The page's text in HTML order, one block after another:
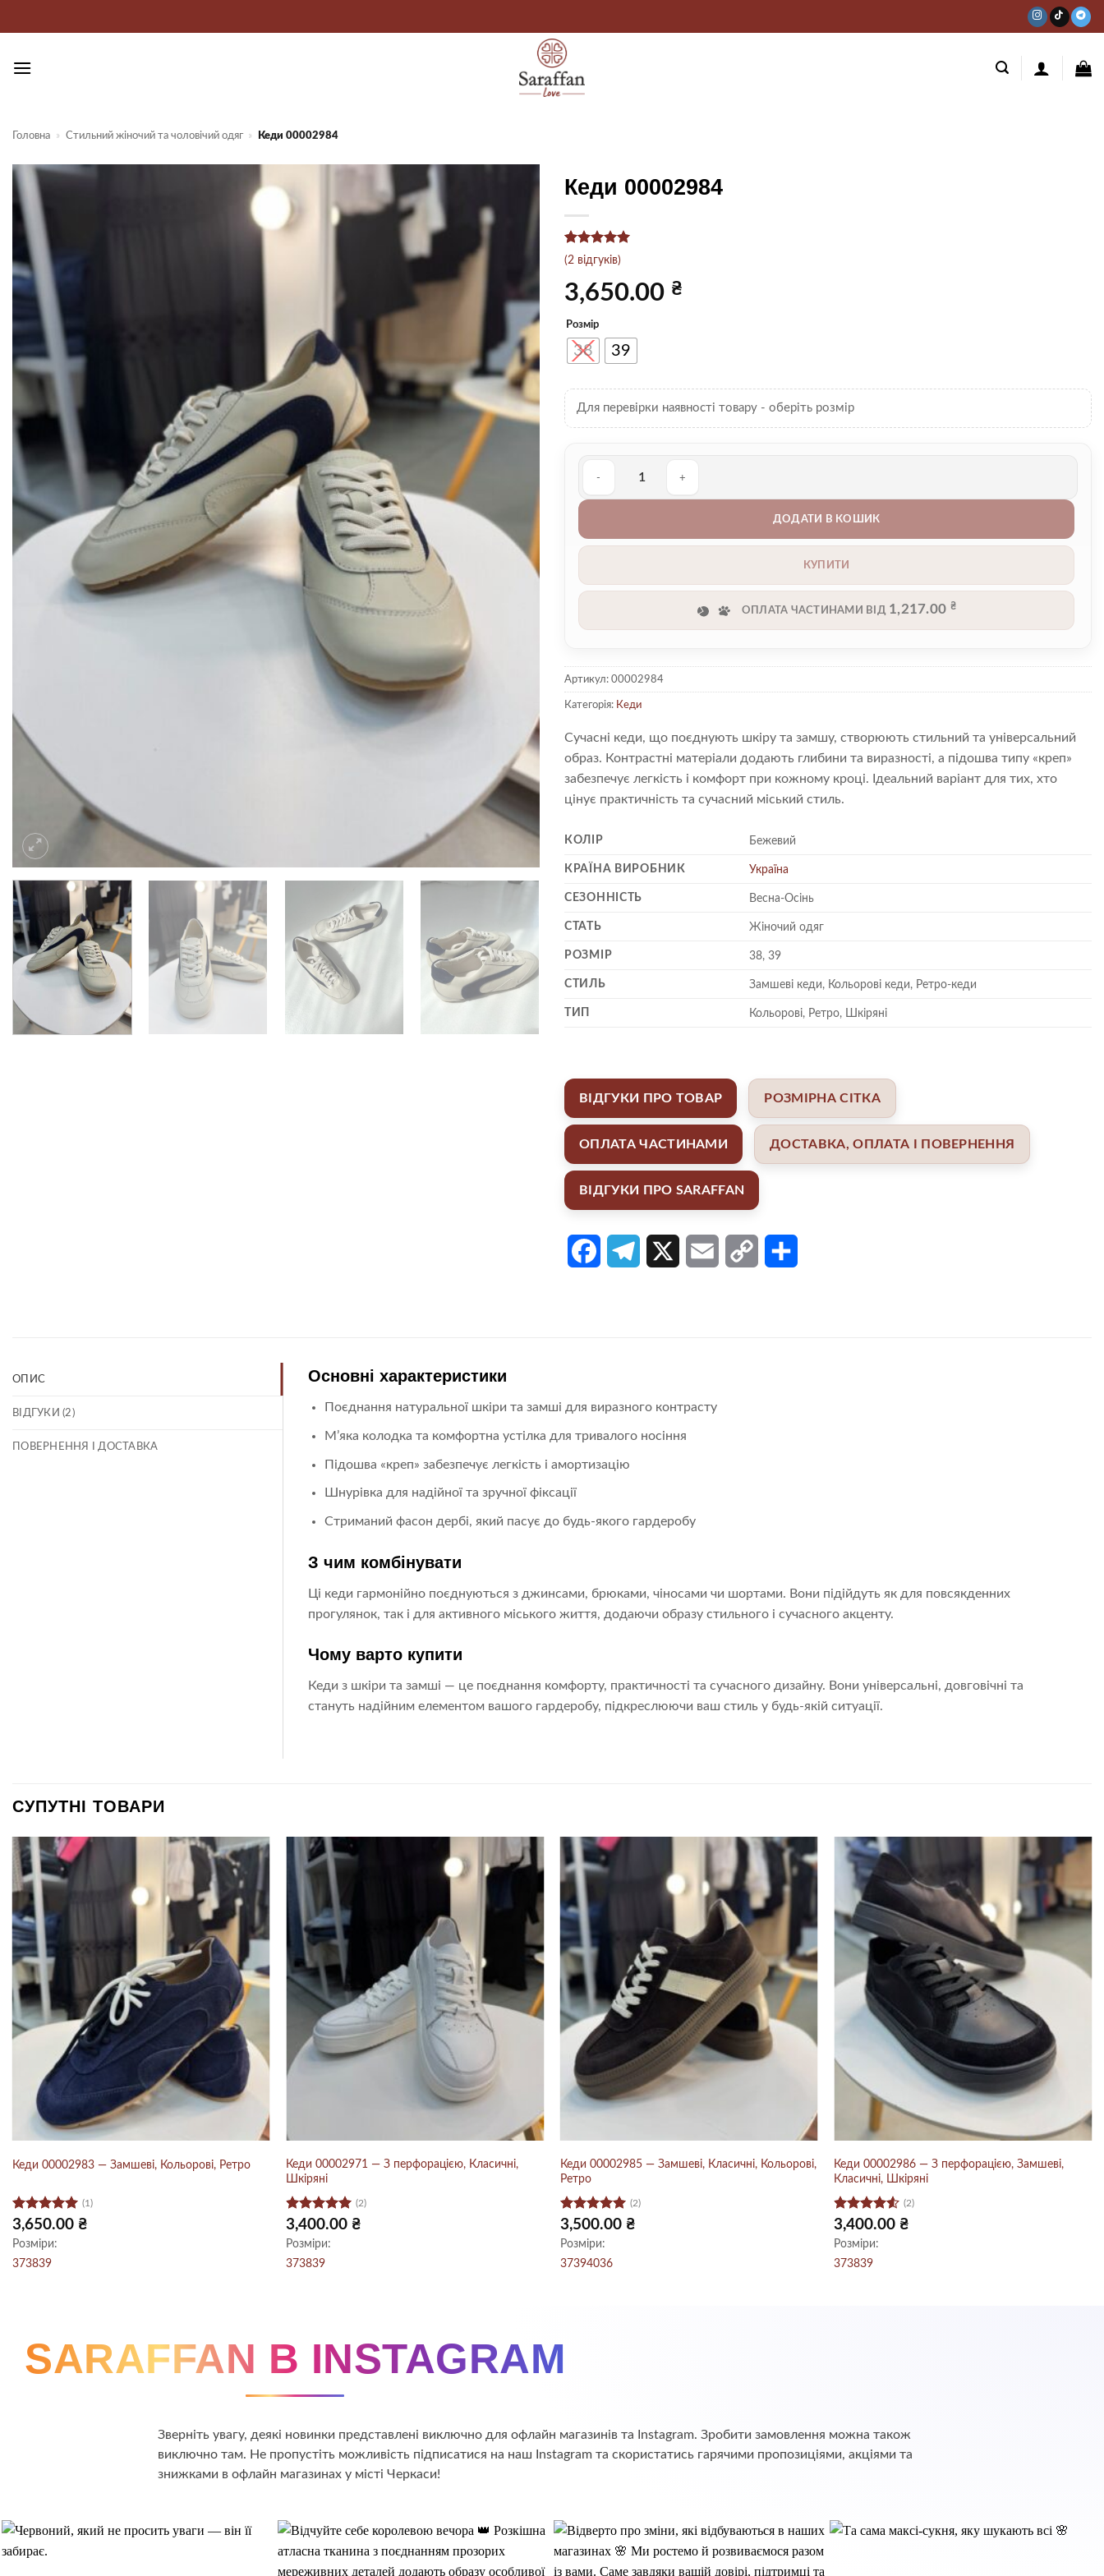
Головна » Стильний жіночий та чоловічий одяг » Кеди 00002984
Кеди 00002984
Рейтинг5
з 5 на
основі
опитування
2
покупців
(2 відгуків)
3,650.00 ₴
Розмір
38 39
Для перевірки наявності товару - оберіть розмір
Кеди 00002984 кількість
ДОДАТИ В КОШИК
КУПИТИ
ОПЛАТА ЧАСТИНАМИ ВІД 1,217.00 ₴
Артикул: 00002984
Категорія: Кеди
Сучасні кеди, що поєднують шкіру та замшу, створюють стильний та універсальний
образ. Контрастні матеріали додають глибини та виразності, а підошва типу «креп»
забезпечує легкість і комфорт при кожному кроці. Ідеальний варіант для тих, хто
цінує практичність та сучасний міський стиль.
КОЛІР Бежевий
КРАЇНА ВИРОБНИК Україна
СЕЗОННІСТЬ Весна-Осінь
СТАТЬ Жіночий одяг
РОЗМІР 38, 39
СТИЛЬ Замшеві кеди, Кольорові кеди, Ретро-кеди
ТИП Кольорові, Ретро, Шкіряні
ВІДГУКИ ПРО ТОВАР РОЗМІРНА СІТКА
ОПЛАТА ЧАСТИНАМИ ДОСТАВКА, ОПЛАТА І ПОВЕРНЕННЯ
ВІДГУКИ ПРО SARAFFAN
FacebookTelegram Email Copy
ОПИС
ВІДГУКИ (2)
ПОВЕРНЕННЯ І ДОСТАВКА
Основні характеристики
Поєднання натуральної шкіри та замші для виразного контрасту
М’яка колодка та комфортна устілка для тривалого носіння
Підошва «креп» забезпечує легкість і амортизацію
Шнурівка для надійної та зручної фіксації
Стриманий фасон дербі, який пасує до будь-якого гардеробу
З чим комбінувати
Ці кеди гармонійно поєднуються з джинсами, брюками, чіносами чи шортами. Вони підійдуть як для повсякденних
прогулянок, так і для активного міського життя, додаючи образу стильного і сучасного акценту.
Чому варто купити
Кеди з шкіри та замші — це поєднання комфорту, практичності та сучасного дизайну. Вони універсальні, довговічні та
стануть надійним елементом вашого гардеробу, підкреслюючи ваш стиль у будь-якій ситуації.
СУПУТНІ ТОВАРИ
Кеди 00002983 — Замшеві, Кольорові, Ретро
Оцінено в
5 з 5
(1)
3,650.00 ₴
Розміри:
373839
Кеди 00002971 — З перфорацією, Класичні,
Шкіряні
Оцінено в
5 з 5
(2)
3,400.00 ₴
Розміри:
373839
Кеди 00002985 — Замшеві, Класичні, Кольорові,
Ретро
Оцінено в
5 з 5
(2)
3,500.00 ₴
Розміри:
37394036
Кеди 00002986 — З перфорацією, Замшеві,
Класичні, Шкіряні
Оцінено
в
4.5
(2)
3,400.00 ₴
Розміри:
373839
SARAFFAN В INSTAGRAM
Зверніть увагу, деякі новинки представлені виключно для офлайн магазинів та Instagram. Зробити замовлення можна також
виключно там. Не пропустіть можливість підписатися на наш Instagram та скористатись гарячими пропозиціями, акціями та
знижками в офлайн магазинах у місті Черкаси!